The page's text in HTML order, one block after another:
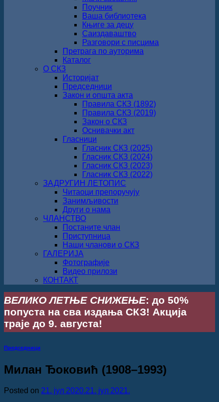
Поучник
Ваша библиотека
Књиге за децу
Саиздаваштво
Разговори с писцима
Претрага по ауторима
Каталог
О СКЗ
Историјат
Председници
Закон и општа акта
Правила СКЗ (1892)
Правила СКЗ (2019)
Закон о СКЗ
Оснивачки акт
Гласници
Гласник СКЗ (2025)
Гласник СКЗ (2024)
Гласник СКЗ (2023)
Гласник СКЗ (2022)
ЗАДРУГИН ЛЕТОПИС
Читаоци препоручују
Занимљивости
Други о нама
ЧЛАНСТВО
Постаните члан
Приступница
Наши чланови о СКЗ
ГАЛЕРИЈА
Фотографије
Видео прилози
КОНТАКТ
ВЕЛИКО ЛЕТЊЕ СНИЖЕЊЕ: до 50%
попуста на сва издања СКЗ! Акција
траје до 9. августа!
Председници
Милан Ђоковић (1908–1993)
Posted on 21. јул 2020.21. јул 2021.